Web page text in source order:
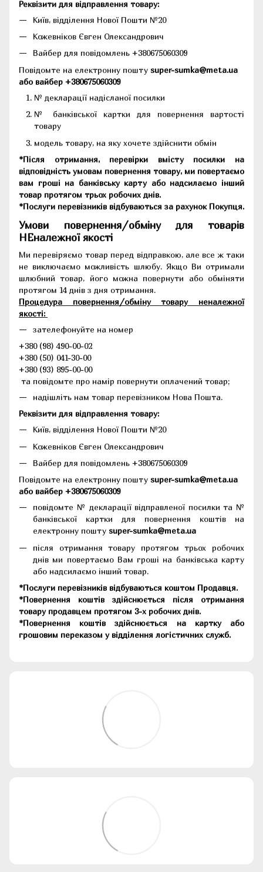
Реквізити для відправлення товару:
Київ, відділення Нової Пошти №20
Кожевніков Євген Олександрович
Вайбер для повідомлень +380675060309
Повідомте на електронну пошту super-sumka@meta.ua
або вайбер +380675060309
№ декларації надісланої посилки
№ банківської картки для повернення вартості
товару
модель товару, на яку хочете здійснити обмін
*Після отримання, перевірки вмісту посилки на
відповідність умовам повернення товару, ми повертаємо
вам гроші на банківську карту або надсилаємо інший
товар протягом трьох робочих днів.
*Послуги перевізників відбуваються за рахунок Покупця.
Умови повернення/обміну для товарів
НЕналежної якості
Ми перевіряємо товар перед відправкою, але все ж таки
не виключаємо можливість шлюбу. Якщо Ви отримали
шлюбний товар, його можна повернути або обміняти
протягом 14 днів з дня отримання.
Процедура повернення/обміну товару неналежної
якості:
зателефонуйте на номер
+380 (98) 490-00-02
+380 (50) 041-30-00
+380 (93) 895-00-00
та повідомте про намір повернути оплачений товар;
надішліть нам товар перевізником Нова Пошта.
Реквізити для відправлення товару:
Київ, відділення Нової Пошти №20
Кожевніков Євген Олександрович
Вайбер для повідомлень +380675060309
Повідомте на електронну пошту super-sumka@meta.ua
або вайбер +380675060309
повідомте № декларації відправленої посилки та №
банківської картки для повернення коштів на
електронну пошту super-sumka@meta.ua
після отримання товару протягом трьох робочих
днів ми повертаємо Вам гроші на банківська карту
або надсилаємо інший товар.
*Послуги перевізників відбуваються коштом Продавця.
*Повернення коштів здійснюється після отримання
товару продавцем протягом 3-х робочих днів.
*Повернення коштів здійснюється на картку або
грошовим переказом у відділення логістичних служб.